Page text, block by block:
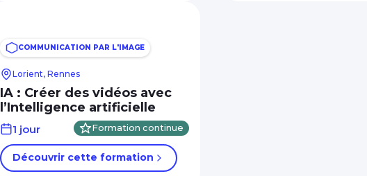
COMMUNICATION PAR L'IMAGE
Lorient, Rennes
IA : Créer des vidéos avec
l’Intelligence artificielle
1 jour Formation continue
Découvrir cette formation